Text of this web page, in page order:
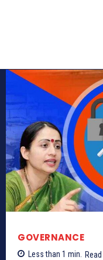
GOVERNANCE
Less than 1 min. Read